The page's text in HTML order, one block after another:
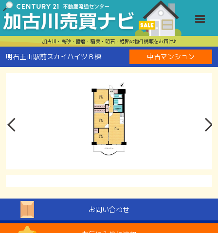
加古川・高砂・播磨・稲美・明石・姫路の物件情報をお届け♪
明石土山駅前スカイハイツＢ棟 中古マンション
お問い合わせ